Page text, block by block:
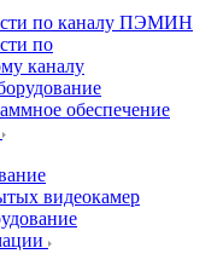
по каналу ПЭМИН
по
каналу
обеспечение
видеокамер